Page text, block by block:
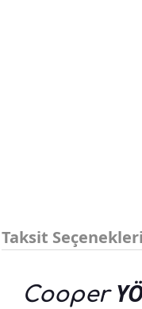
Taksit Seçenekleri
Cooper